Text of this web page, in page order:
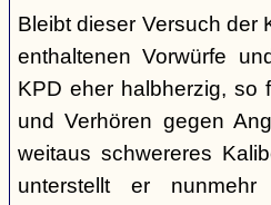
Bleibt dieser Versuch der
enthaltenen Vorwürfe
KPD eher halbherzig, so
und Verhören gegen
weitaus schwereres
unterstellt er